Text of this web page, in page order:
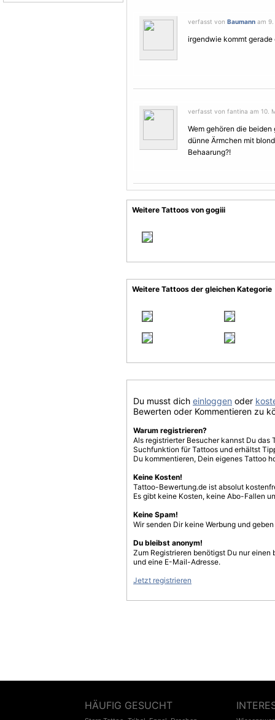
verfasst von Baumann am 9.
irgendwie kommt
verfasst von fantina am 10.
Wem gehören die
dünne Ärmchen mit
Behaarung?!
Weitere Tattoos von gogiii
Weitere Tattoos der gleichen Kategorie
Du musst dich einloggen oder
Bewerten oder Kommentieren zu
Warum registrieren?
Als registrierter Besucher kannst Du
Suchfunktion für Tattoos und erhältst
Du kommentieren, Dein eigenes Tattoo
Keine Kosten!
Tattoo-Bewertung.de ist absolut
Es gibt keine Kosten, keine Abo-Fallen
Keine Spam!
Wir senden Dir keine Werbung und
Du bleibst anonym!
Zum Registrieren benötigst Du nur einen
und eine E-Mail-Adresse.
Jetzt registrieren
HÄUFIG GESUCHT